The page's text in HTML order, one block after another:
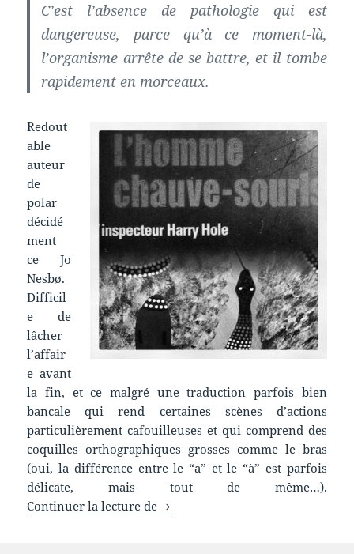
C’est l’absence de pathologie qui est
dangereuse, parce qu’à ce moment-là,
l’organisme arrête de se battre, et il tombe
rapidement en morceaux.
Redout
able
auteur
de
polar
décidé
ment
ce Jo
Nesbø.
Difficil
e de
lâcher
l’affair
e avant
la fin, et ce malgré une traduction parfois bien
bancale qui rend certaines scènes d’actions
particulièrement cafouilleuses et qui comprend des
coquilles orthographiques grosses comme le bras
(oui, la différence entre le “a” et le “à” est parfois
délicate, mais tout de même…).
Continuer la lecture de Chronique livre : L’homme